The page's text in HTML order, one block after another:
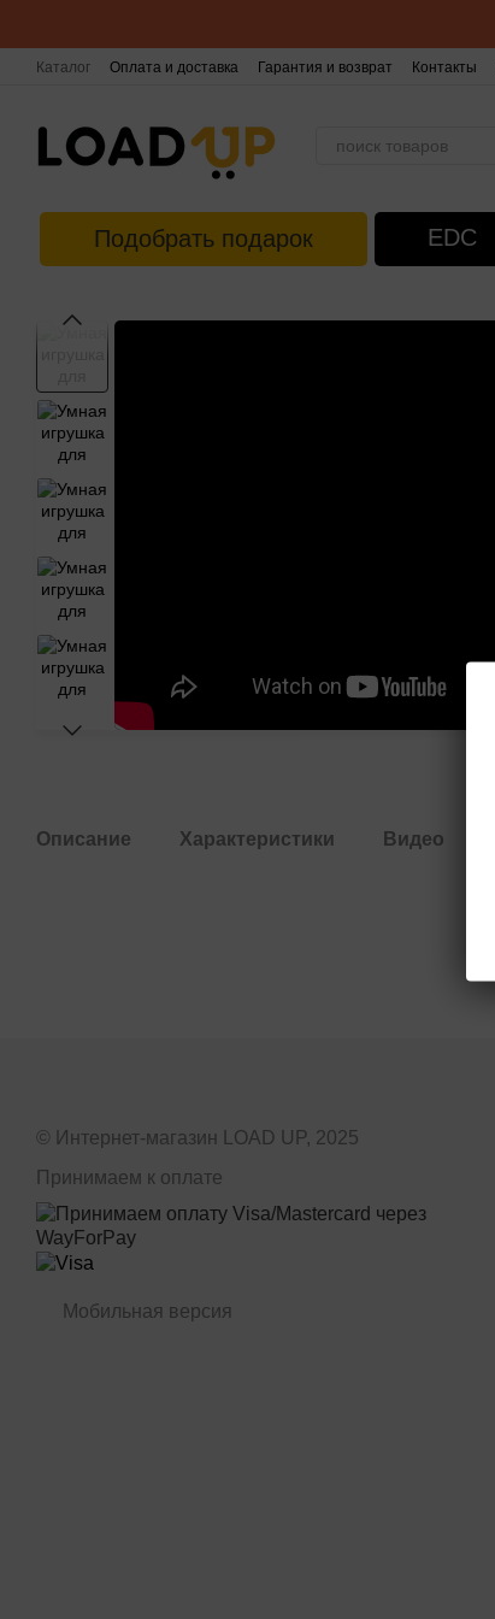
Каталог Оплата и доставка Гарантия и возврат Контакты
Подобрать подарок EDC
Описание Характеристики Видео
© Интернет-магазин LOAD UP, 2025
Принимаем к оплате
Мобильная версия